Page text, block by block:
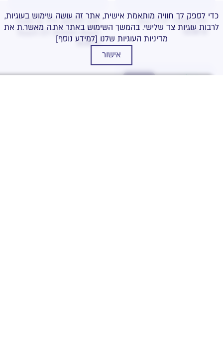
תיק מהודר לנייד 15.6
42.00 ₪
תיק למחשב נייד 14 Gold
Touch GT-B2500 Black
51.00₪
במלאי
כדי לספק לך חוויה מותאמת אישית, אתר זה עושה שימוש בעוגיות,
לרבות עוגיות צד שלישי. בהמשך השימוש באתר את.ה מאשר.ת את
מדיניות העוגיות שלנו [למידע נוסף]
אישור